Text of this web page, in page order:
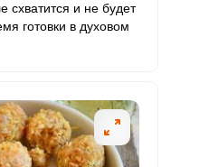
и не будет
готовки в духовом
сетей: